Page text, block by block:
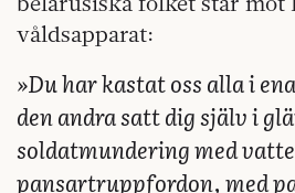
våldsapparat:
»Du har kastat oss alla i
den andra satt dig själv i
soldatmundering med
pansartruppfordon, med